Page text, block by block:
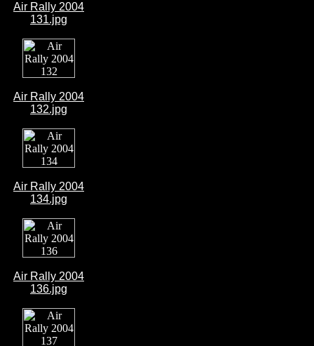
Air Rally 2004
131.jpg
Air Rally 2004
132.jpg
Air Rally 2004
134.jpg
Air Rally 2004
136.jpg